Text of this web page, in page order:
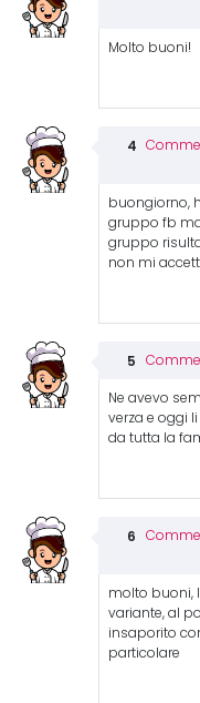
Molto buoni!
buongiorno,
gruppo fb
gruppo
non mi
Ne avevo
verza e oggi
da tutta la
molto buoni,
variante, al
insaporito
particolare